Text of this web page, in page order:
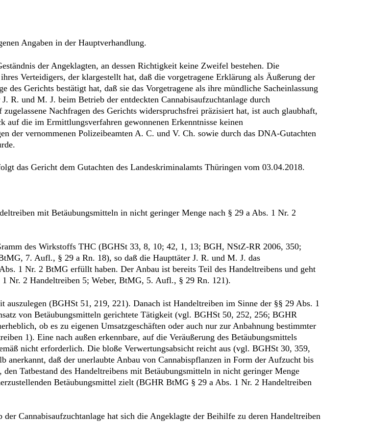
Angaben in der Hauptverhandlung.
der Angeklagten, an dessen Richtigkeit keine Zweifel bestehen. Die
Verteidigers, der klargestellt hat, daß die vorgetragene Erklärung als Äußerung der
Gerichts bestätigt hat, daß sie das Vorgetragene als ihre mündliche Sacheinlassung
R. und M. J. beim Betrieb der entdeckten Cannabisaufzuchtanlage durch
Nachfragen des Gerichts widerspruchsfrei präzisiert hat, ist auch glaubhaft,
die im Ermittlungsverfahren gewonnenen Erkenntnisse keinen
der vernommenen Polizeibeamten A. C. und V. Ch. sowie durch das DNA-Gutachten
das Gericht dem Gutachten des Landeskriminalamts Thüringen vom 03.04.2018.
mit Betäubungsmitteln in nicht geringer Menge nach § 29 a Abs. 1 Nr. 2
des Wirkstoffs THC (BGHSt 33, 8, 10; 42, 1, 13; BGH, NStZ-RR 2006, 350;
7. Aufl., § 29 a Rn. 18), so daß die Haupttäter J. R. und M. J. das
1 Nr. 2 BtMG erfüllt haben. Der Anbau ist bereits Teil des Handeltreibens und geht
Nr. 2 Handeltreiben 5; Weber, BtMG, 5. Aufl., § 29 Rn. 121).
(BGHSt 51, 219, 221). Danach ist Handeltreiben im Sinne der §§ 29 Abs. 1
von Betäubungsmitteln gerichtete Tätigkeit (vgl. BGHSt 50, 252, 256; BGHR
ob es zu eigenen Umsatzgeschäften oder auch nur zur Anbahnung bestimmter
1). Eine nach außen erkennbare, auf die Veräußerung des Betäubungsmittels
nicht erforderlich. Die bloße Verwertungsabsicht reicht aus (vgl. BGHSt 30, 359,
daß der unerlaubte Anbau von Cannabispflanzen in Form der Aufzucht bis
Tatbestand des Handeltreibens mit Betäubungsmitteln in nicht geringer Menge
Betäubungsmittel zielt (BGHR BtMG § 29 a Abs. 1 Nr. 2 Handeltreiben
Cannabisaufzuchtanlage hat sich die Angeklagte der Beihilfe zu deren Handeltreiben